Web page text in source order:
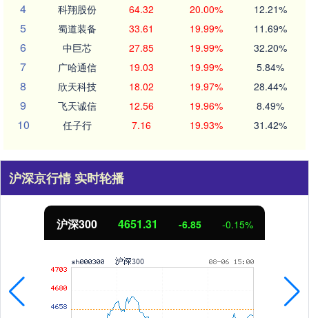
4 科翔股份 64.32 20.00% 12.21%
5 蜀道装备 33.61 19.99% 11.69%
6 中巨芯 27.85 19.99% 32.20%
7 广哈通信 19.03 19.99% 5.84%
8 欣天科技 18.02 19.97% 28.44%
9 飞天诚信 12.56 19.96% 8.49%
10 任子行 7.16 19.93% 31.42%
沪深京行情 实时轮播
沪深300 4651.31 -6.85 -0.15%